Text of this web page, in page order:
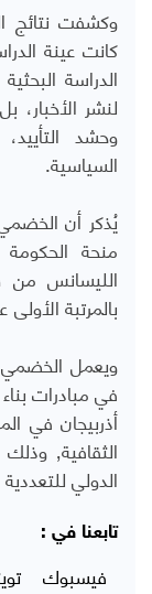
كانت عينة
الدراسة
لنشر الأخبار،
وحشد
السياسية.
يُذكر أن
منحة الحكومة
بالمرتبة
ويعمل
في مبادرات
أذربيجان في
الدولي
تابعنا في :
فيسبوك